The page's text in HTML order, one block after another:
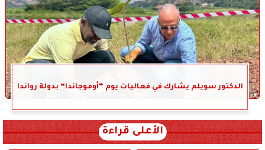
الدكتور سويلم يشارك في فعاليات يوم “أوموجاندا” بدولة رواندا
الأعلى قراءة